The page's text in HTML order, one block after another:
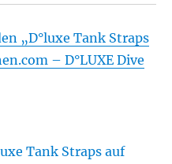
„D°luxe Tank Straps
– D°LUXE Dive
Tank Straps auf